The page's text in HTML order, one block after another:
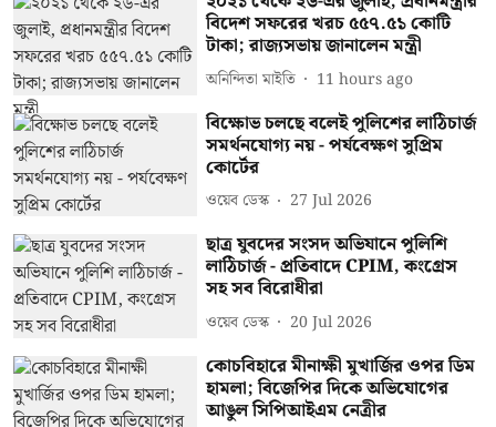
বিদেশ সফরের খরচ ৫৫৭.৫১ কোটি
টাকা; রাজ্যসভায় জানালেন মন্ত্রী
অনিন্দিতা মাইতি 11 hours ago
বিক্ষোভ চলছে বলেই পুলিশের লাঠিচার্জ
সমর্থনযোগ্য নয় - পর্যবেক্ষণ সুপ্রিম
কোর্টের
ওয়েব ডেস্ক 27 Jul 2026
ছাত্র যুবদের সংসদ অভিযানে পুলিশি
লাঠিচার্জ - প্রতিবাদে CPIM, কংগ্রেস
সহ সব বিরোধীরা
ওয়েব ডেস্ক 20 Jul 2026
কোচবিহারে মীনাক্ষী মুখার্জির ওপর ডিম
হামলা; বিজেপির দিকে অভিযোগের
আঙুল সিপিআইএম নেত্রীর